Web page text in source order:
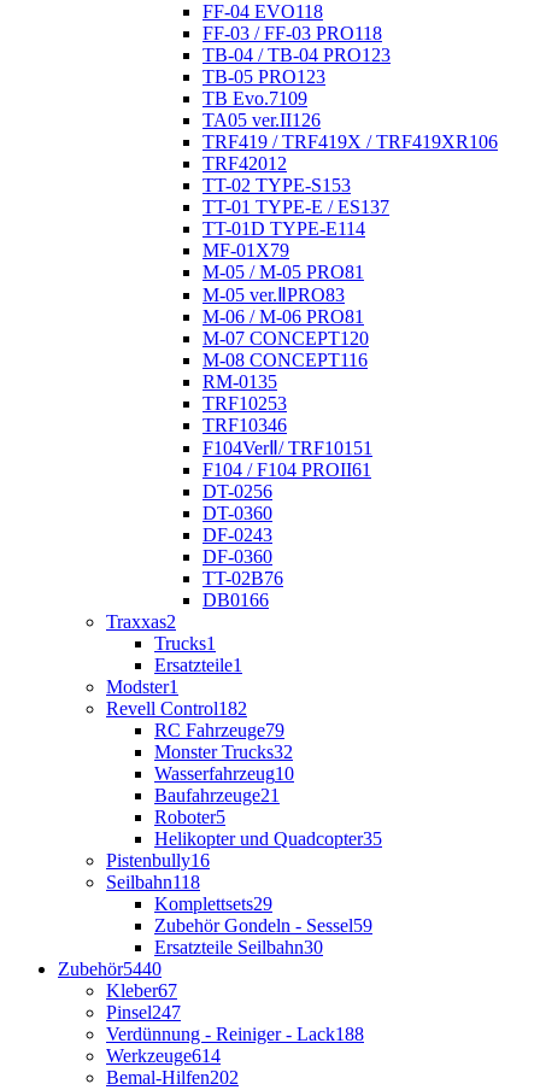
FF-04 EVO118
FF-03 / FF-03 PRO118
TB-04 / TB-04 PRO123
TB-05 PRO123
TB Evo.7109
TA05 ver.II126
TRF419 / TRF419X / TRF419XR106
TRF42012
TT-02 TYPE-S153
TT-01 TYPE-E / ES137
TT-01D TYPE-E114
MF-01X79
M-05 / M-05 PRO81
M-05 ver.ⅡPRO83
M-06 / M-06 PRO81
M-07 CONCEPT120
M-08 CONCEPT116
RM-0135
TRF10253
TRF10346
F104VerⅡ/ TRF101 51
F104 / F104 PROII61
DT-0256
DT-0360
DF-0243
DF-0360
TT-02B76
DB0166
Traxxas2
Trucks1
Ersatzteile1
Modster1
Revell Control182
RC Fahrzeuge79
Monster Trucks32
Wasserfahrzeug10
Baufahrzeuge21
Roboter5
Helikopter und Quadcopter35
Pistenbully16
Seilbahn118
Komplettsets29
Zubehör Gondeln - Sessel59
Ersatzteile Seilbahn30
Zubehör5440
Kleber67
Pinsel247
Verdünnung - Reiniger - Lack188
Werkzeuge614
Bemal-Hilfen202